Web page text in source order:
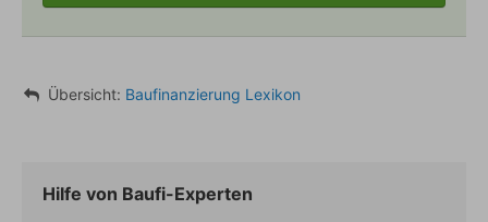
Zinszyklus
Übersicht: Baufinanzierung Lexikon
Hilfe von Baufi-Experten